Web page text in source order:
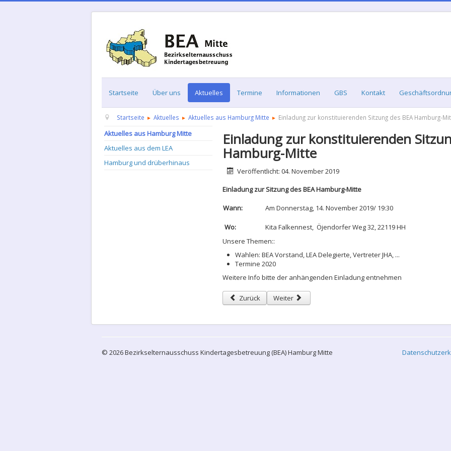
Startseite Über uns Aktuelles Termine Informationen GBS Kontakt
Startseite Aktuelles Aktuelles aus Hamburg Mitte Einladung zur konstituierenden Sitzung des BEA Hamburg-
Aktuelles aus Hamburg Mitte
Aktuelles aus dem LEA
Hamburg und drüberhinaus
Einladung zur konstituierenden
Hamburg-Mitte
DetailsVeröffentlicht: 04. November 2019
Einladung zur Sitzung des BEA Hamburg-Mitte
Wann: Am Donnerstag, 14. November 2019/ 19:30
Wo:
Kita Falkennest, Öjendorfer Weg 32, 22119 HH
Unsere Themen::
Wahlen: BEA Vorstand, LEA Delegierte, Vertreter JHA, ...
Termine 2020
Weitere Info bitte der anhängenden Einladung entnehmen
Vorheriger Beitrag: BEA Hamburg-Mitte hat gewählt
Zurück Nächster Beitrag: Medienvielfalt und Bücherhallen aktiv
Weiter
© 2026 Bezirkselternausschuss Kindertagesbetreuung (BEA) Hamburg Mitte